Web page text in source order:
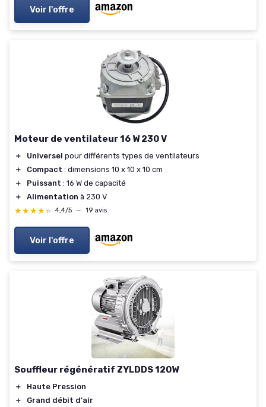
Voir l'offre
Moteur de ventilateur 16 W 230 V
＋ Universel pour différents types de ventilateurs
＋
Compact : dimensions 10 x 10 x 10 cm
＋
Puissant : 16 W de capacité
＋
Alimentation à 230 V
★★★★★
★★★★★ 4,4/5 — 19 avis
Voir l'offre
Souffleur régénératif ZYLDDS 120W
＋
Haute Pression
＋
Grand débit d'air